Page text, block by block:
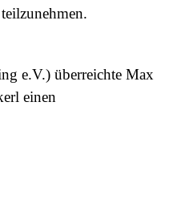
e.V.) überreichte Max
einen